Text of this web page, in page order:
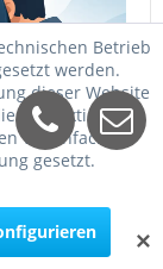
Nähte
✕
Betrieb
werden.
dieser Website
Interaktion mit
vereinfachen
gesetzt.